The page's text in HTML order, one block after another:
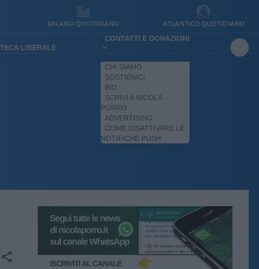
MILANO QUOTIDIANO ATLANTICO QUOTIDIANO
LIBERALE
CONTATTI E DONAZIONI
CHI SIAMO
SOSTIENICI
BIO
SCRIVI A NICOLA
PORRO
ADVERTISING
COME DISATTIVARE LE
NOTIFICHE PUSH